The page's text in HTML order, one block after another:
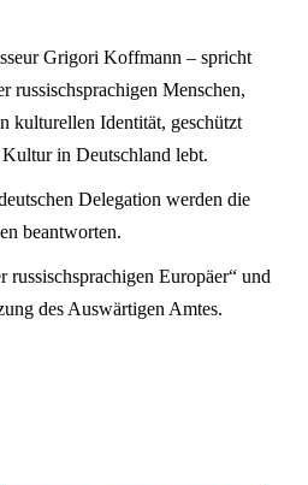
Grigori Koffmann – spricht
russischsprachigen Menschen,
kulturellen Identität, geschützt
in Deutschland lebt.
Delegation werden die
beantworten.
russischsprachigen Europäer“ und
des Auswärtigen Amtes.